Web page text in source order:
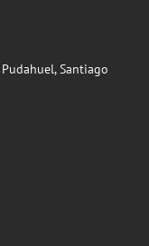
Pudahuel, Santiago